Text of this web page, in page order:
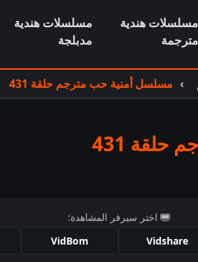
مسلسلات هندية
مترجمة
مسلسلات هندية
مدبلجة
مسلسل أمنية حب مترجم حلقة 431
431
اختر سيرفر المشاهدة:
Vidshare
VidBom